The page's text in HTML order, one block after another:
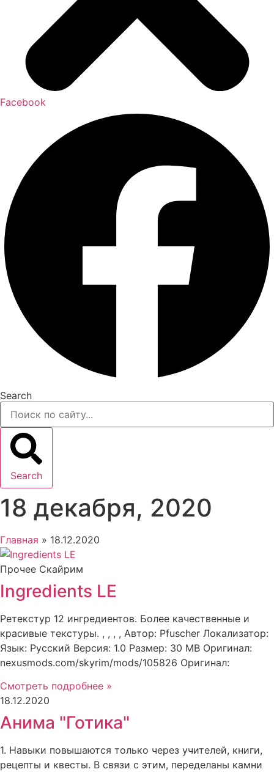
Facebook
Search
Search
18 декабря, 2020
Главная » 18.12.2020
Прочее Скайрим
Ingredients LE
Ретекстур 12 ингредиентов. Более качественные и
красивые текстуры. , , , , Автор: Pfuscher Локализатор:
Язык: Русский Версия: 1.0 Размер: 30 MB Оригинал:
nexusmods.com/skyrim/mods/105826 Оригинал:
Смотреть подробнее »
18.12.2020
Анима "Готика"
1. Навыки повышаются только через учителей, книги,
рецепты и квесты. В связи с этим, переделаны камни